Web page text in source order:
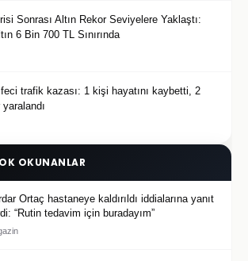
Sonrası Altın Rekor Seviyelere Yaklaştı:
6 Bin 700 TL Sınırında
feci trafik kazası: 1 kişi hayatını kaybetti, 2
yaralandı
OKUNANLAR
Ortaç hastaneye kaldırıldı iddialarına yanıt
“Rutin tedavim için buradayım”